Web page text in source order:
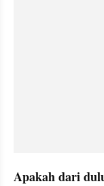
Apakah dari